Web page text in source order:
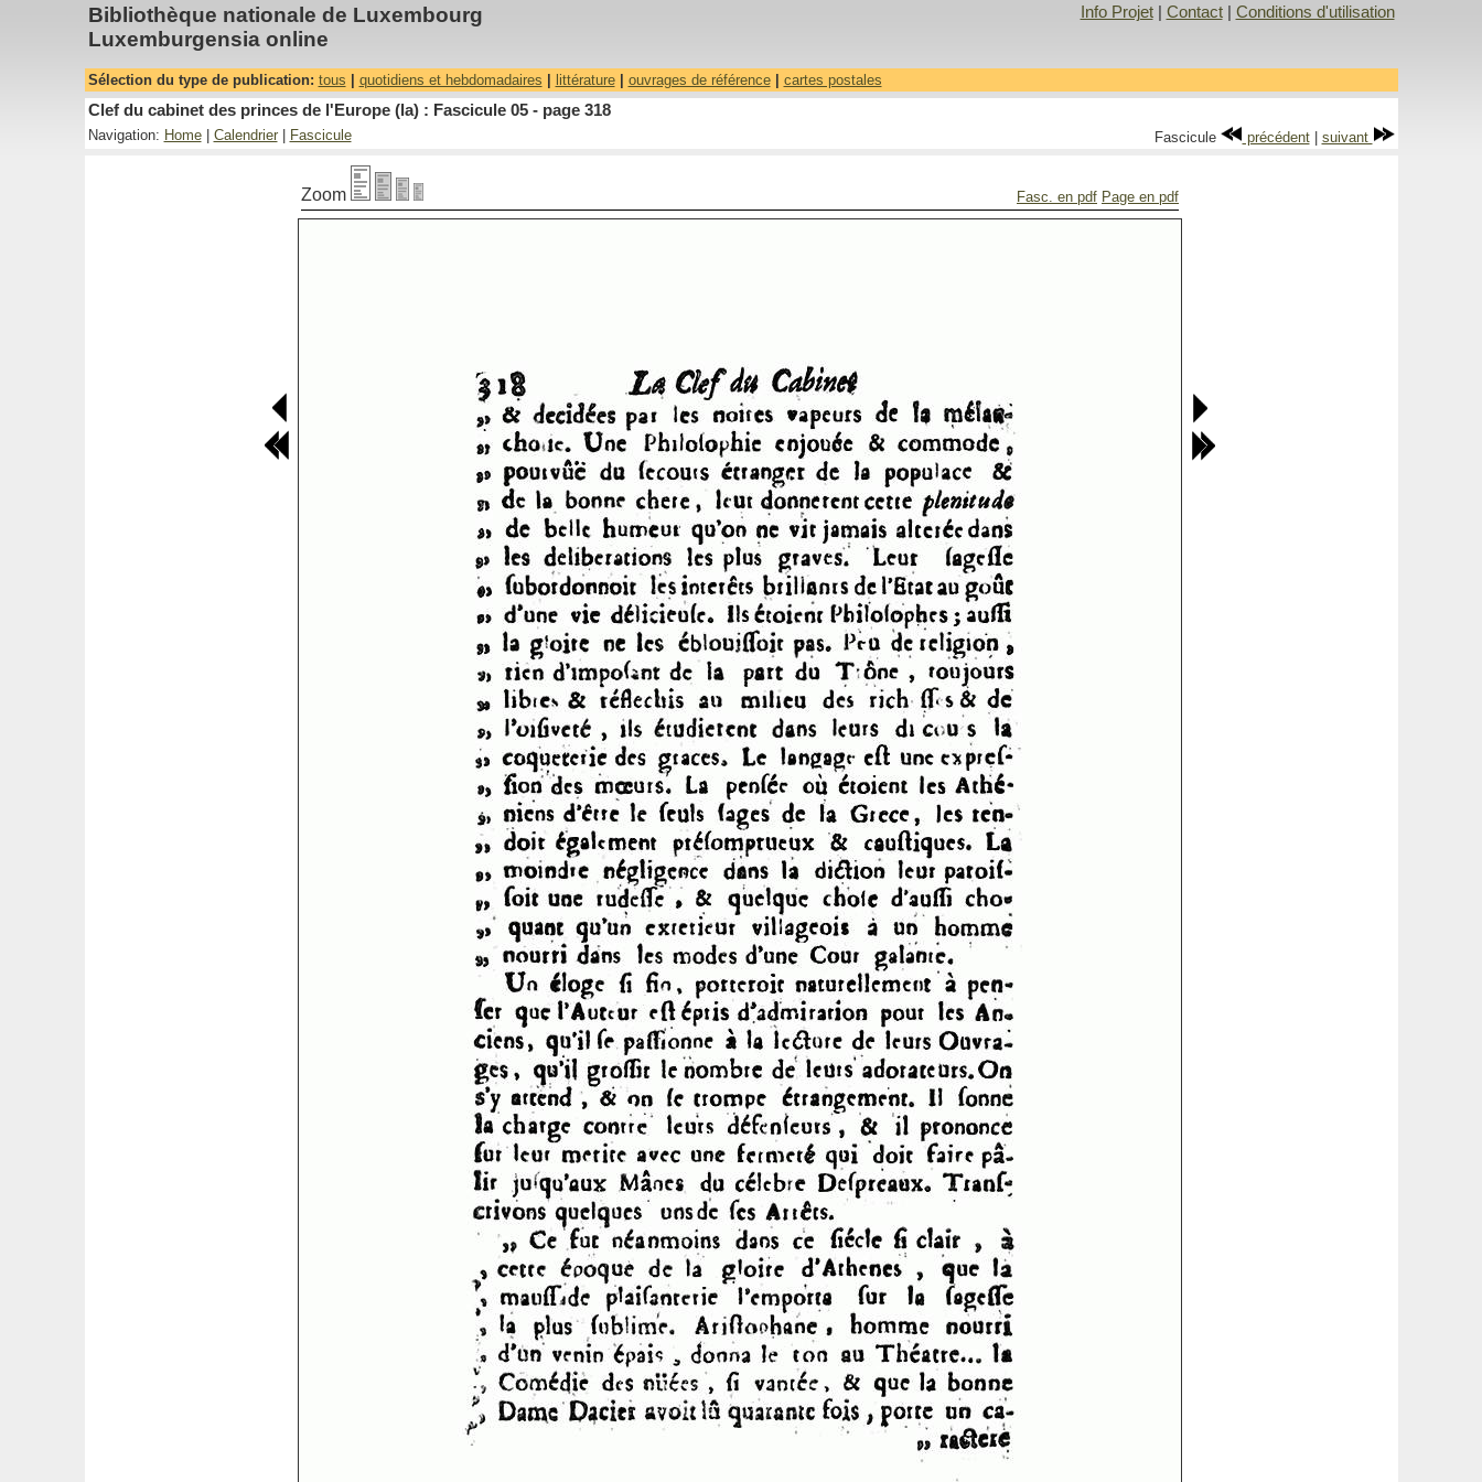
Bibliothèque nationale de Luxembourg
Luxemburgensia online
Info Projet| Contact| Conditions d'utilisation
Sélection du type de publication: tous quotidiens et hebdomadaires littérature| ouvrages de référence| cartes postales
Clef du cabinet des princes de l'Europe (la) : Fascicule 05 - page 318
Navigation: Home| Calendrier| Fascicule Fascicule précédent| suivant
Zoom Fasc. en pdf Page en pdf